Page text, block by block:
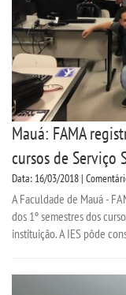
Mauá: FAMA
cursos de Serviço
Data: 16/03/2018 |
A Faculdade de Mauá -
dos 1º semestres dos
instituição. A IES pôde